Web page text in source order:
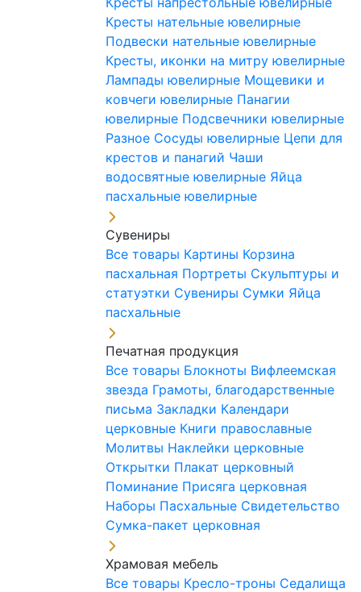
Кресты нательные ювелирные
Подвески нательные ювелирные
Кресты, иконки на митру ювелирные
Лампады ювелирные Мощевики и
ковчеги ювелирные Панагии
ювелирные Подсвечники ювелирные
Разное Сосуды ювелирные Цепи для
крестов и панагий Чаши
водосвятные ювелирные Яйца
пасхальные ювелирные
Сувениры
Все товары Картины Корзина
пасхальная Портреты Скульптуры и
статуэтки Сувениры Сумки Яйца
пасхальные
Печатная продукция
Все товары Блокноты Вифлеемская
звезда Грамоты, благодарственные
письма Закладки Календари
церковные Книги православные
Молитвы Наклейки церковные
Открытки Плакат церковный
Поминание Присяга церковная
Наборы Пасхальные Свидетельство
Сумка-пакет церковная
Храмовая мебель
Все товары Кресло-троны Седалища